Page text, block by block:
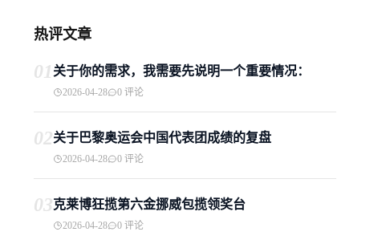
热评文章
01关于你的需求，我需要先说明一个重要情况：
2026-04-28 0 评论
02关于巴黎奥运会中国代表团成绩的复盘
2026-04-28 0 评论
03克莱博狂揽第六金挪威包揽领奖台
2026-04-28 0 评论